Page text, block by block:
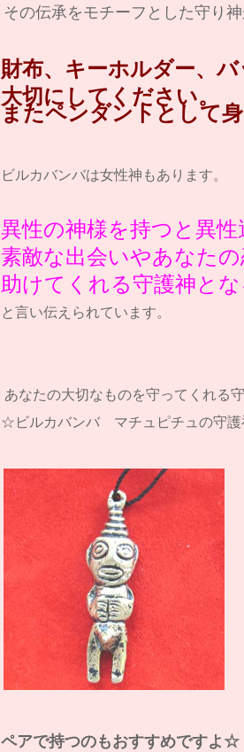
その伝承をモチーフとした守り
財布、キーホルダー、
大切にしてください。
またペンダントとして
ビルカバンバは女性神もあります。
異性の神様を持つと異性
素敵な出会いやあなたの
助けてくれる守護神とな
と言い伝えられています。
あなたの大切なものを守ってくれる
☆ ビルカバンバ マチュピチュの守
ペアで持つのもおすすめですよ☆